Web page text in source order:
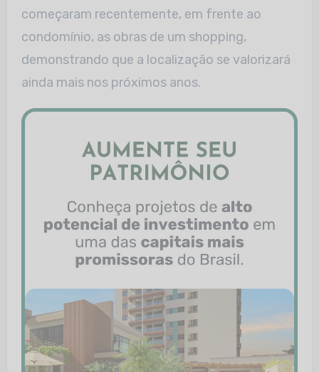
começaram recentemente, em frente ao
condomínio, as obras de um shopping,
demonstrando que a localização se valorizará
ainda mais nos próximos anos.